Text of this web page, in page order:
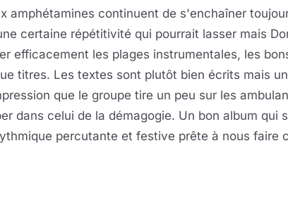
amphétamines continuent de s'enchaîner
certaine répétitivité qui pourrait lasser mais
efficacement les plages instrumentales, les
titres. Les textes sont plutôt bien écrits mais
que le groupe tire un peu sur les
dans celui de la démagogie. Un bon album qui
percutante et festive prête à nous faire